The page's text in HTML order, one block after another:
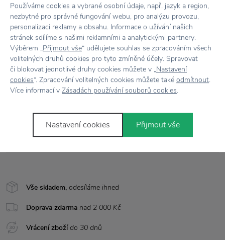
Vše skladem, odesíláme ihned
Doprava zdarma nad 2 000 Kč
Vrácení zbožído 30 dnů
Kód produktu 102010000D
EAN 5710498720049
Barva Bílá
Designér Typografie Arne Jacobsen
Vintage ABC
Používáme cookies a vybrané osobní údaje, např. jazyk a region,
nezbytné pro správné fungování webu, pro analýzu provozu,
personalizaci reklamy a obsahu. Informace o užívání našich
stránek sdílíme s našimi reklamními a analytickými partnery.
Výběrem „Přijmout vše“ udělujete souhlas se zpracováním všech
volitelných druhů cookies pro tyto zmíněné účely. Spravovat
či blokovat jednotlivé druhy cookies můžete v „Nastavení
cookies“. Zpracování volitelných cookies můžete také odmítnout.
Více informací v Zásadách používání souborů cookies.
Nastavení cookies Přijmout vše